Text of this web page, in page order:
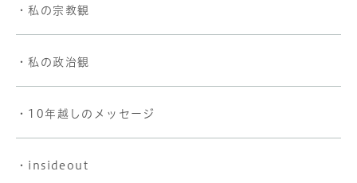
・私の宗教観
・私の政治観
・10年越しのメッセージ
・insideout